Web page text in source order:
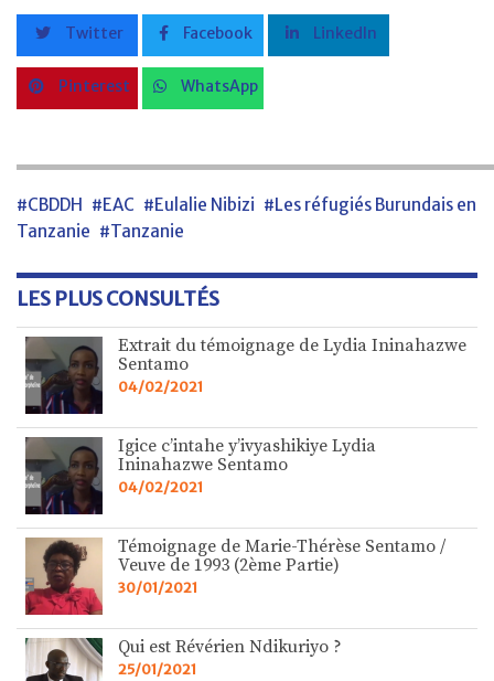
Twitter Facebook LinkedIn
Pinterest WhatsApp
#CBDDH #EAC #Eulalie Nibizi #Les réfugiés Burundais en
Tanzanie #Tanzanie
LES PLUS CONSULTÉS
Extrait du témoignage de Lydia Ininahazwe
Sentamo
04/02/2021
Igice c’intahe y’ivyashikiye Lydia
Ininahazwe Sentamo
04/02/2021
Témoignage de Marie-Thérèse Sentamo /
Veuve de 1993 (2ème Partie)
30/01/2021
Qui est Révérien Ndikuriyo ?
25/01/2021